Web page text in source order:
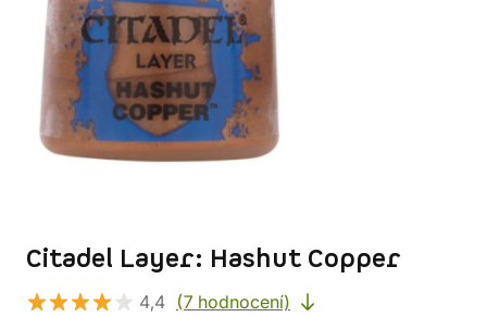
Citadel Layer: Hashut Copper
4,4 (7 hodnocení)